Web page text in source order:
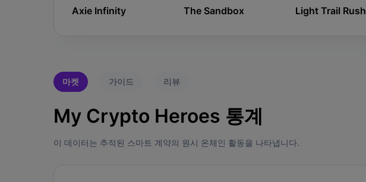
Axie Infinity The Sandbox Light Trail Rush
마켓 가이드 리뷰
My Crypto Heroes 통계
이 데이터는 추적된 스마트 계약의 원시 온체인 활동을 나타냅니다.